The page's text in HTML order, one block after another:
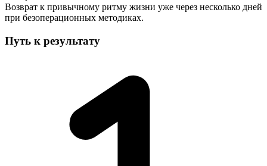
Возврат к привычному ритму жизни уже через несколько дней
при безоперационных методиках.
Путь к результату